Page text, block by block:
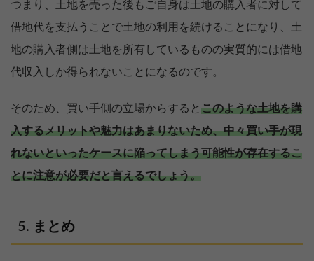
つまり、土地を売った後もご自身は土地の購入者に対して
借地代を支払うことで土地の利用を続けることになり、土
地の購入者側は土地を所有しているものの実質的には借地
代収入しか得られないことになるのです。
そのため、買い手側の立場からすると このような土地を購
入するメリットや魅力はあまりないため、中々買い手が現
れないといったケースに陥ってしまう可能性が存在するこ
とに注意が必要だと言えるでしょう。
まとめ